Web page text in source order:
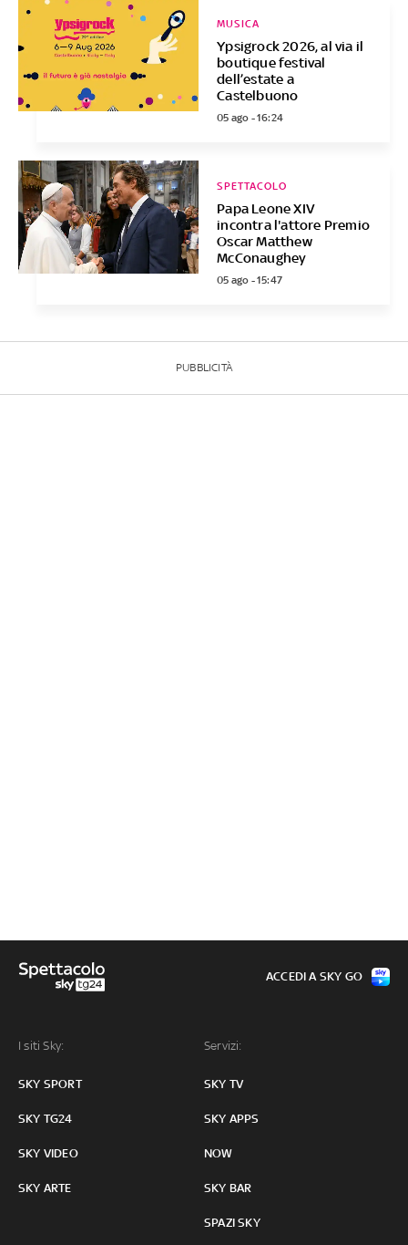
Ypsigrock 2026, al via il
boutique festival
dell’estate a
Castelbuono
MUSICA
05 ago - 16:24
Papa Leone XIV
incontra l'attore Premio
Oscar Matthew
McConaughey
SPETTACOLO
05 ago - 15:47
PUBBLICITÀ
I siti Sky:
SKY SPORT
SKY TG24
SKY VIDEO
SKY ARTE
Servizi:
SKY TV
SKY APPS
NOW
SKY BAR
SPAZI SKY
ACCEDI A SKY GO